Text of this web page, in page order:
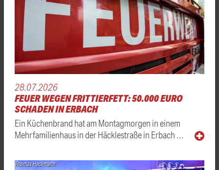
28.07.2026
FEUER WEGEN FRITTIERFETT: 50.000 EURO
SCHADEN IN ERBACH
Ein Küchenbrand hat am Montagmorgen in einem
Mehrfamilienhaus in der Häcklestraße in Erbach …
Thomas Heckmann